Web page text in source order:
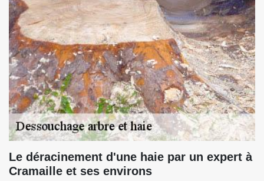
Le déracinement d'une haie par un expert à
Cramaille et ses environs